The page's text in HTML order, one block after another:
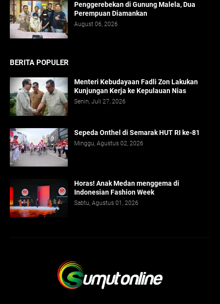
Penggerebekan di Gunung Malela, Dua
Perempuan Diamankan
August 06, 2026
BERITA POPULER
Menteri Kebudayaan Fadli Zon Lakukan
Kunjungan Kerja ke Kepulauan Nias
Senin, Juli 27, 2026
Sepeda Onthel di Semarak HUT RI ke-81
Minggu, Agustus 02, 2026
Horas! Anak Medan menggema di
Indonesian Fashion Week
Sabtu, Agustus 01, 2026